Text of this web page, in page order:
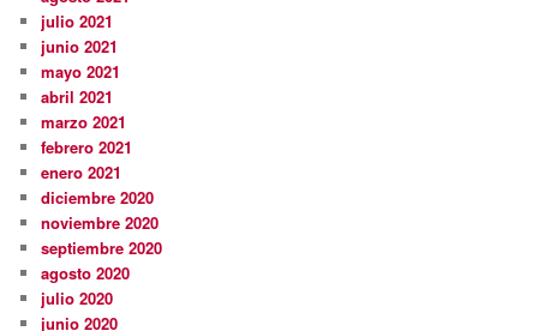
julio 2021
junio 2021
mayo 2021
abril 2021
marzo 2021
febrero 2021
enero 2021
diciembre 2020
noviembre 2020
septiembre 2020
agosto 2020
julio 2020
junio 2020